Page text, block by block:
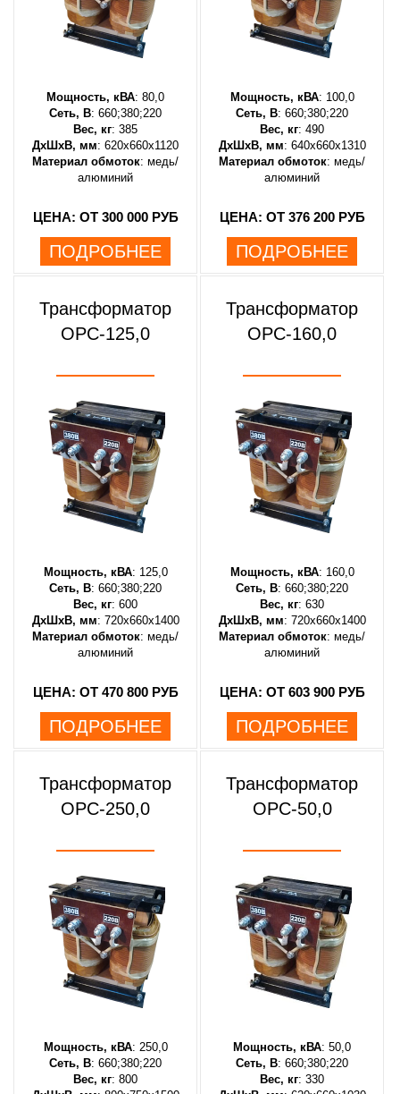
Мощность, кВА: 80,0
Сеть, В: 660;380;220
Вес, кг: 385
ДхШхВ, мм: 620х660х1120
Материал обмоток: медь/
алюминий
ЦЕНА: ОТ 300 000 РУБ
ПОДРОБНЕЕ
Мощность, кВА: 100,0
Сеть, В: 660;380;220
Вес, кг: 490
ДхШхВ, мм: 640х660х1310
Материал обмоток: медь/
алюминий
ЦЕНА: ОТ 376 200 РУБ
ПОДРОБНЕЕ
Трансформатор
ОРС-125,0
Мощность, кВА: 125,0
Сеть, В: 660;380;220
Вес, кг: 600
ДхШхВ, мм: 720х660х1400
Материал обмоток: медь/
алюминий
ЦЕНА: ОТ 470 800 РУБ
ПОДРОБНЕЕ
Трансформатор
ОРС-160,0
Мощность, кВА: 160,0
Сеть, В: 660;380;220
Вес, кг: 630
ДхШхВ, мм: 720х660х1400
Материал обмоток: медь/
алюминий
ЦЕНА: ОТ 603 900 РУБ
ПОДРОБНЕЕ
Трансформатор
ОРС-250,0
Мощность, кВА: 250,0
Сеть, В: 660;380;220
Вес, кг: 800
Трансформатор
ОРС-50,0
Мощность, кВА: 50,0
Сеть, В: 660;380;220
Вес, кг: 330